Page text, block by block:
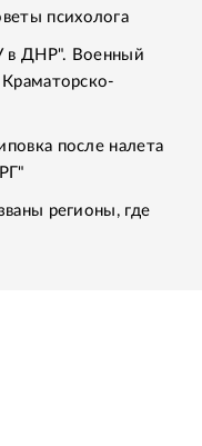
психолога
в ДНР". Военный
после налета
регионы, где